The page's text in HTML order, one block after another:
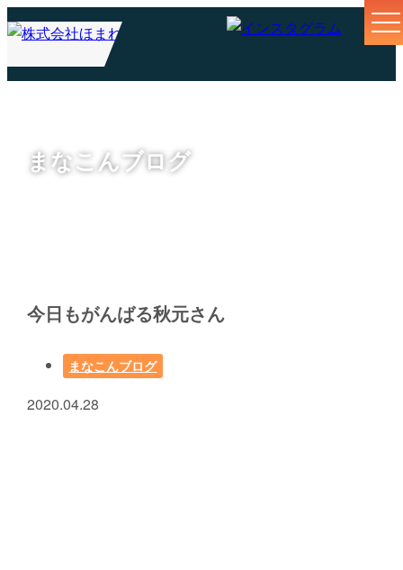
まなこんブログ
今日もがんばる秋元さん
まなこんブログ
2020.04.28